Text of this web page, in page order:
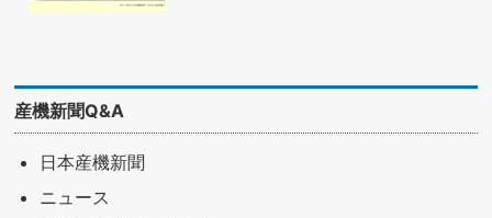
産機新聞Q&A
日本産機新聞
ニュース